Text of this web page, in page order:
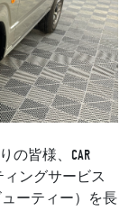
の皆様、CAR
ィングサービス
ューティー）を長